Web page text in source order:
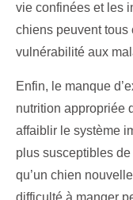
vie confinées et les
chiens peuvent tous
vulnérabilité aux
Enfin, le manque
nutrition appropriée
affaiblir le système
plus susceptibles
qu’un chien
difficulté à manger